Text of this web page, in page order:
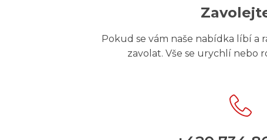
Pokud se vám naše nabídka líbí a
zavolat. Vše se urychlí nebo